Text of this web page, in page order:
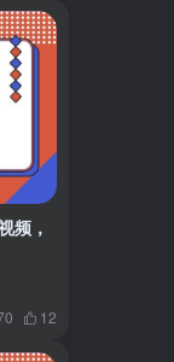
频，
12